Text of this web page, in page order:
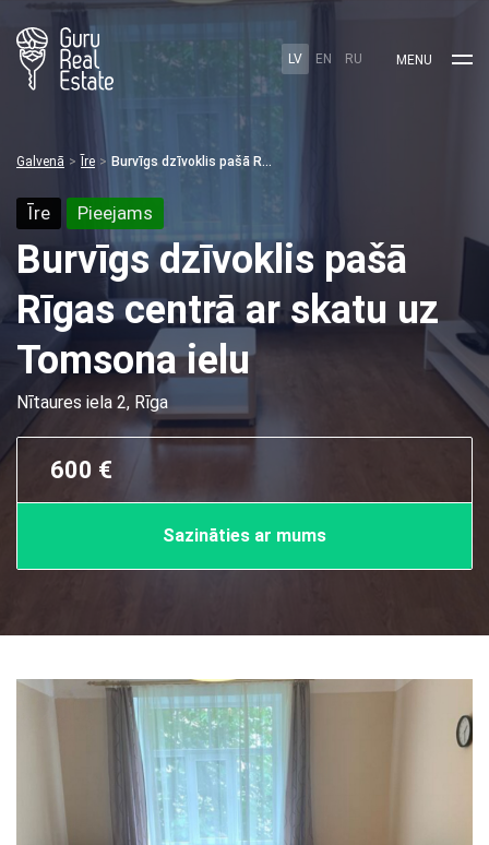
LV EN RU MENU
Galvenā Īre Burvīgs dzīvoklis pašā Rīgas centrā ar skatu uz Tomsona ielu
Īre Pieejams
Burvīgs dzīvoklis pašā
Rīgas centrā ar skatu uz
Tomsona ielu
Nītaures iela 2, Rīga
600 €
Sazināties ar mums